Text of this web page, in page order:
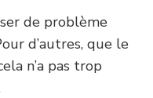
de problème
d’autres, que le
n’a pas trop